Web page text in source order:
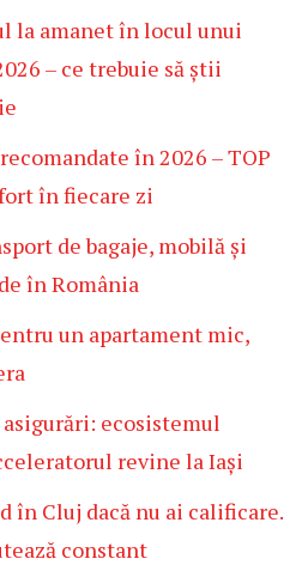
la amanet în locul unui
– ce trebuie să știi
în 2026 – TOP
în fiecare zi
de bagaje, mobilă și
în România
un apartament mic,
ecosistemul
revine la Iași
în Cluj dacă nu ai calificare.
constant